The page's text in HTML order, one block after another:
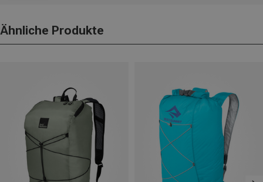
Ähnliche Produkte